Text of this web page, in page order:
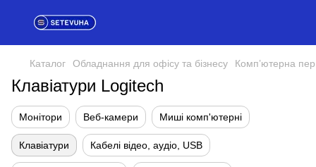
Каталог Обладнання для офісу та бізнесу Комп’ютерна
Клавіатури Logitech
Монітори Веб-камери Миші комп'ютерні
Клавіатури Кабелі відео, аудіо, USB